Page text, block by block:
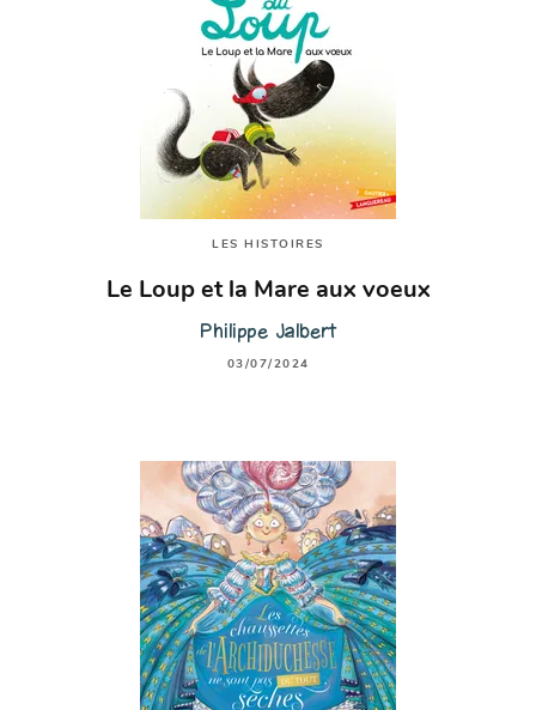
LES HISTOIRES
Le Loup et la Mare aux voeux
Philippe Jalbert
03/07/2024